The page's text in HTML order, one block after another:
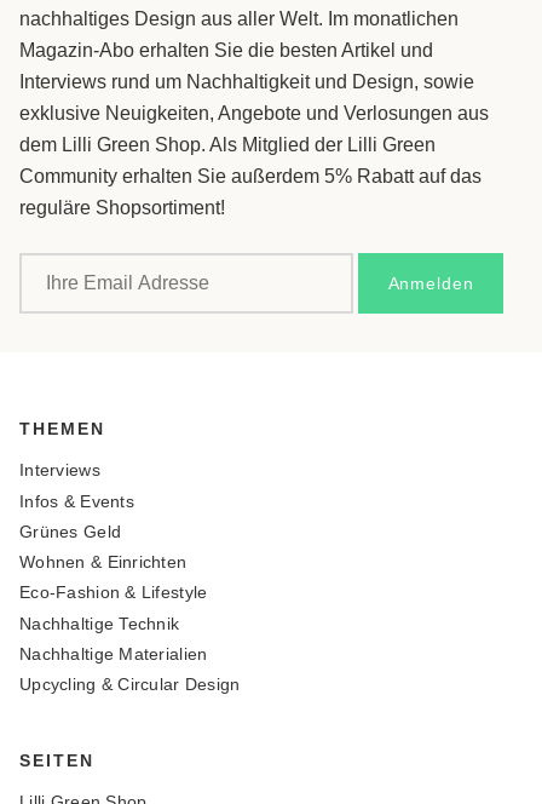
nachhaltiges Design aus aller Welt. Im monatlichen
Magazin-Abo erhalten Sie die besten Artikel und
Interviews rund um Nachhaltigkeit und Design, sowie
exklusive Neuigkeiten, Angebote und Verlosungen aus
dem Lilli Green Shop. Als Mitglied der Lilli Green
Community erhalten Sie außerdem 5% Rabatt auf das
reguläre Shopsortiment!
THEMEN
Interviews
Infos & Events
Grünes Geld
Wohnen & Einrichten
Eco-Fashion & Lifestyle
Nachhaltige Technik
Nachhaltige Materialien
Upcycling & Circular Design
SEITEN